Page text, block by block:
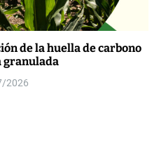
de la huella de carbono
granulada
2026